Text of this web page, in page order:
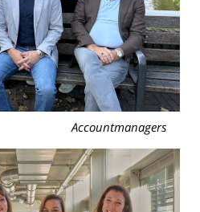
Accountmanagers